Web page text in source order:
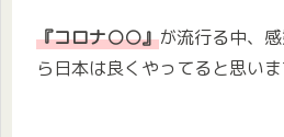
『コロナ○○』が流行る中、
ら日本は良くやってると思いま